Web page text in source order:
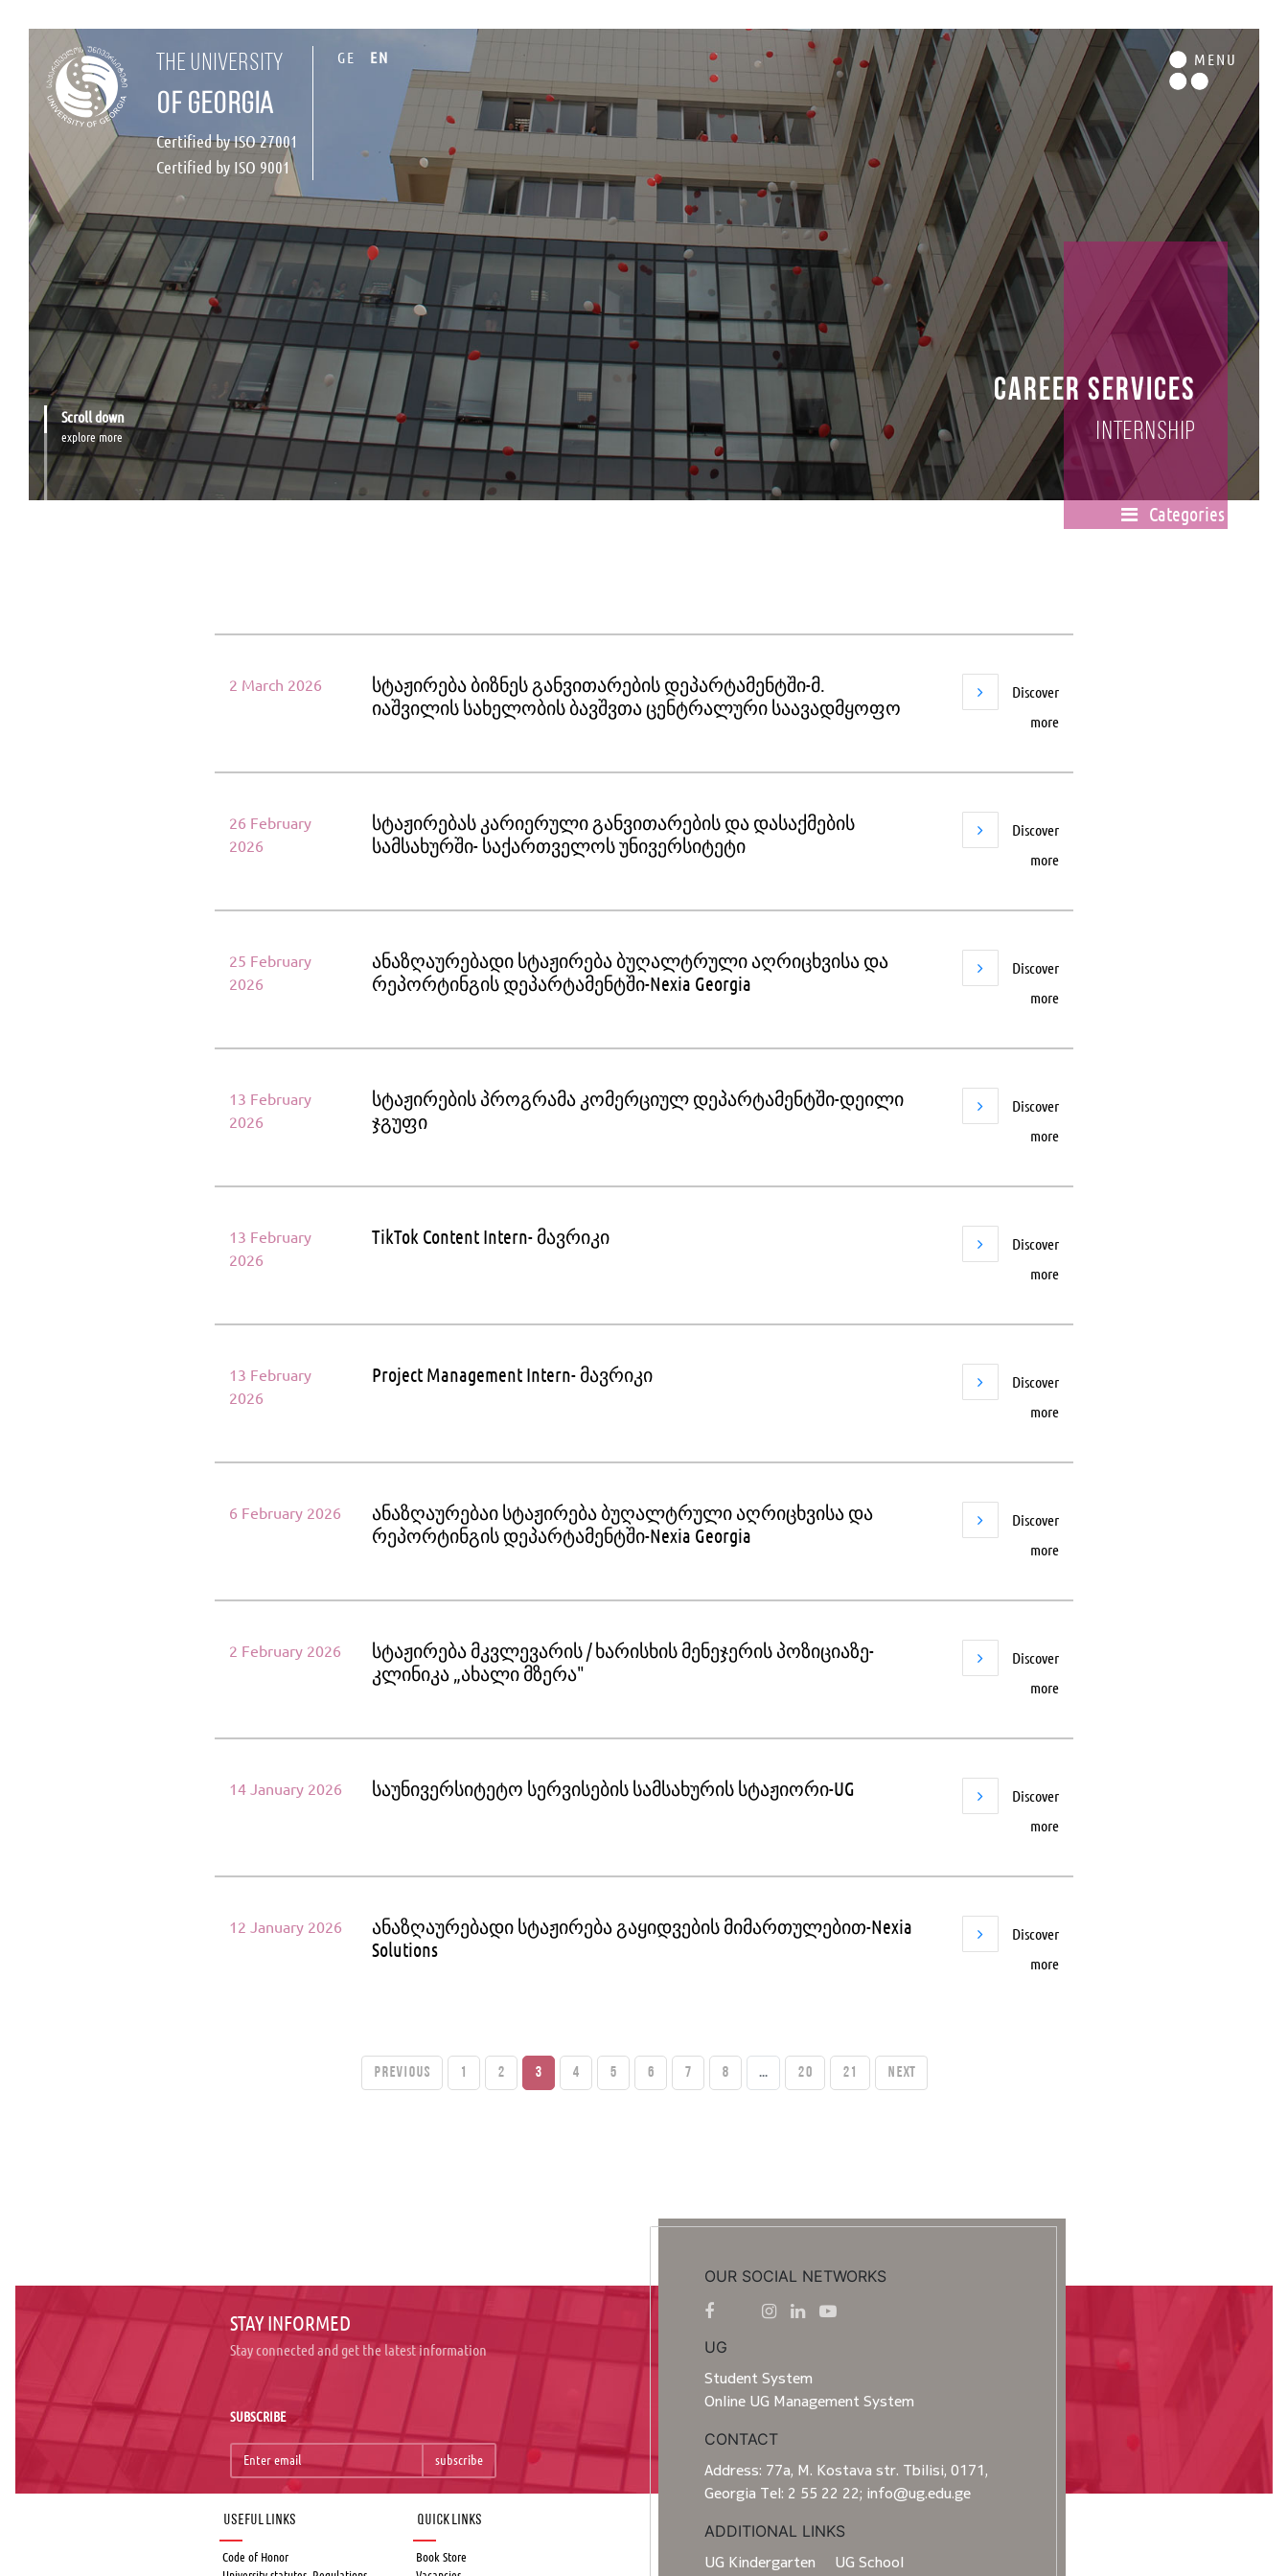
the university
of georgia
Certified by ISO 27001
Certified by ISO 9001
GE EN MENU
Scroll down
explore more
Career Services
Internship
Categories
2 March 2026
სტაჟირება ბიზნეს განვითარების დეპარტამენტში-მ.
იაშვილის სახელობის ბავშვთა ცენტრალური საავადმყოფო
Discover
more
26 February
2026
სტაჟირებას კარიერული განვითარების და დასაქმების
სამსახურში- საქართველოს უნივერსიტეტი
Discover
more
25 February
2026
ანაზღაურებადი სტაჟირება ბუღალტრული აღრიცხვისა და
რეპორტინგის დეპარტამენტში-Nexia Georgia
Discover
more
13 February
2026
სტაჟირების პროგრამა კომერციულ დეპარტამენტში-დეილი
ჯგუფი
Discover
more
13 February
2026
TikTok Content Intern- მავრიკი
Discover
more
13 February
2026
Project Management Intern- მავრიკი
Discover
more
6 February 2026
ანაზღაურებაი სტაჟირება ბუღალტრული აღრიცხვისა და
რეპორტინგის დეპარტამენტში-Nexia Georgia
Discover
more
2 February 2026
სტაჟირება მკვლევარის / ხარისხის მენეჯერის პოზიციაზე-
კლინიკა „ახალი მზერა"
Discover
more
14 January 2026 საუნივერსიტეტო სერვისების სამსახურის სტაჟიორი-UG
Discover
more
12 January 2026
ანაზღაურებადი სტაჟირება გაყიდვების მიმართულებით-Nexia
Solutions
Discover
more
PREVIOUS 1 2 3 4 5 6 7 8 ... 20 21 Next
STAY INFORMED
Stay connected and get the latest information
SUBSCRIBE
subscribe
OUR SOCIAL NETWORKS
UG
Student System
Online UG Management System
CONTACT
Address: 77a, M. Kostava str. Tbilisi, 0171,
Georgia Tel: 2 55 22 22; info@ug.edu.ge
ADDITIONAL LINKS
UG Kindergarten UG School
Useful links
Code of Honor
Quick Links
Book Store